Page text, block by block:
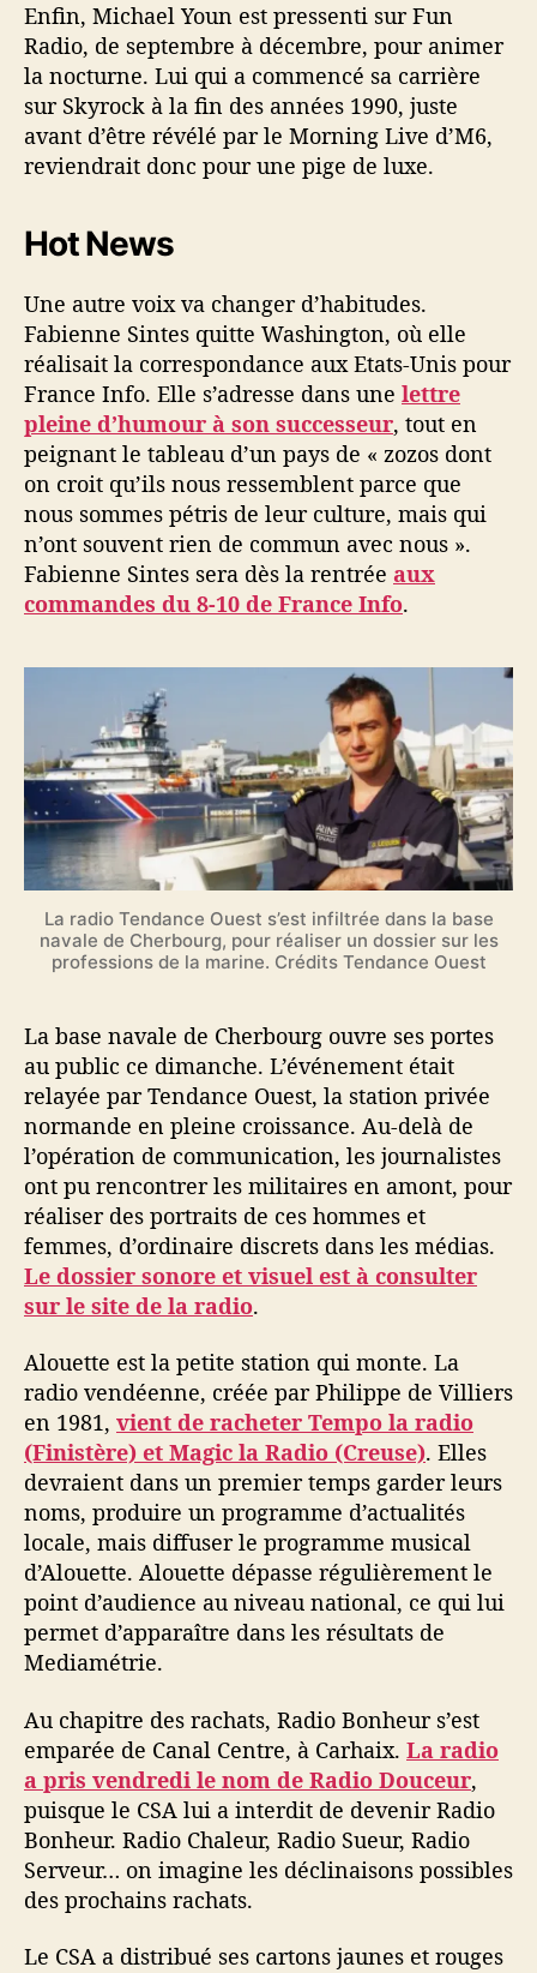
Enfin, Michael Youn est pressenti sur Fun
Radio, de septembre à décembre, pour animer
la nocturne. Lui qui a commencé sa carrière
sur Skyrock à la fin des années 1990, juste
avant d’être révélé par le Morning Live d’M6,
reviendrait donc pour une pige de luxe.
Hot News
Une autre voix va changer d’habitudes.
Fabienne Sintes quitte Washington, où elle
réalisait la correspondance aux Etats-Unis pour
France Info. Elle s’adresse dans une lettre
pleine d’humour à son successeur, tout en
peignant le tableau d’un pays de « zozos dont
on croit qu’ils nous ressemblent parce que
nous sommes pétris de leur culture, mais qui
n’ont souvent rien de commun avec nous ».
Fabienne Sintes sera dès la rentrée aux
commandes du 8-10 de France Info.
La radio Tendance Ouest s’est infiltrée dans la base
navale de Cherbourg, pour réaliser un dossier sur les
professions de la marine. Crédits Tendance Ouest
La base navale de Cherbourg ouvre ses portes
au public ce dimanche. L’événement était
relayée par Tendance Ouest, la station privée
normande en pleine croissance. Au-delà de
l’opération de communication, les journalistes
ont pu rencontrer les militaires en amont, pour
réaliser des portraits de ces hommes et
femmes, d’ordinaire discrets dans les médias.
Le dossier sonore et visuel est à consulter
sur le site de la radio.
Alouette est la petite station qui monte. La
radio vendéenne, créée par Philippe de Villiers
en 1981, vient de racheter Tempo la radio
(Finistère) et Magic la Radio (Creuse). Elles
devraient dans un premier temps garder leurs
noms, produire un programme d’actualités
locale, mais diffuser le programme musical
d’Alouette. Alouette dépasse régulièrement le
point d’audience au niveau national, ce qui lui
permet d’apparaître dans les résultats de
Mediamétrie.
Au chapitre des rachats, Radio Bonheur s’est
emparée de Canal Centre, à Carhaix. La radio
a pris vendredi le nom de Radio Douceur,
puisque le CSA lui a interdit de devenir Radio
Bonheur. Radio Chaleur, Radio Sueur, Radio
Serveur… on imagine les déclinaisons possibles
des prochains rachats.
Le CSA a distribué ses cartons jaunes et rouges